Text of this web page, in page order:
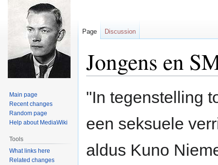
Jongens en
"In tegenstelling
een seksuele
aldus Kuno
Page Discussion
Main page
Recent changes
Random page
Help about MediaWiki
Tools
What links here
Related changes